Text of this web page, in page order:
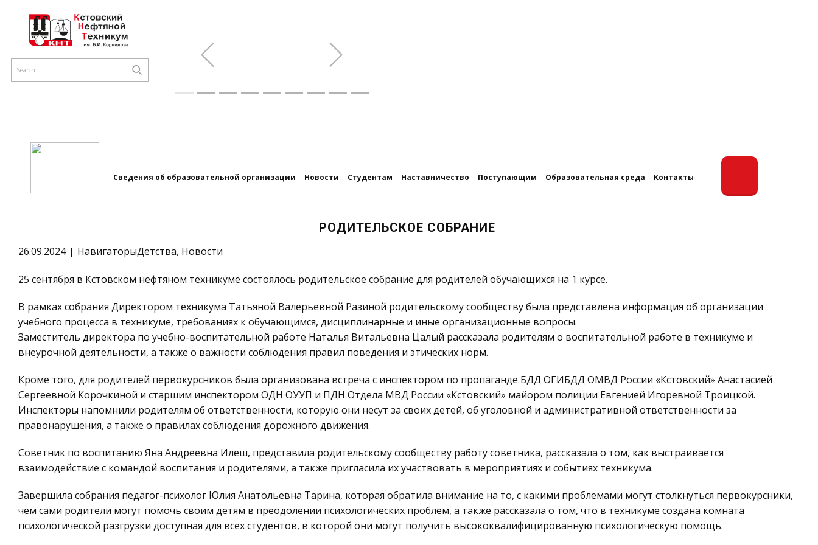
Сведения об образовательной организации Новости Студентам Наставничество Поступающим Образовательная среда Контакты
РОДИТЕЛЬСКОЕ СОБРАНИЕ
26.09.2024 НавигаторыДетства, Новости
25 сентября в Кстовском нефтяном техникуме состоялось родительское собрание для родителей обучающихся на 1 курсе.
В рамках собрания Директором техникума Татьяной Валерьевной Разиной родительскому сообществу была представлена информация об организации
учебного процесса в техникуме, требованиях к обучающимся, дисциплинарные и иные организационные вопросы.
Заместитель директора по учебно-воспитательной работе Наталья Витальевна Цалый рассказала родителям о воспитательной работе в техникуме и
внеурочной деятельности, а также о важности соблюдения правил поведения и этических норм.
Кроме того, для родителей первокурсников была организована встреча с инспектором по пропаганде БДД ОГИБДД ОМВД России «Кстовский» Анастасией
Сергеевной Корочкиной и старшим инспектором ОДН ОУУП и ПДН Отдела МВД России «Кстовский» майором полиции Евгенией Игоревной Троицкой.
Инспекторы напомнили родителям об ответственности, которую они несут за своих детей, об уголовной и административной ответственности за
правонарушения, а также о правилах соблюдения дорожного движения.
Советник по воспитанию Яна Андреевна Илеш, представила родительскому сообществу работу советника, рассказала о том, как выстраивается
взаимодействие с командой воспитания и родителями, а также пригласила их участвовать в мероприятиях и событиях техникума.
Завершила собрания педагог-психолог Юлия Анатольевна Тарина, которая обратила внимание на то, с какими проблемами могут столкнуться первокурсники,
чем сами родители могут помочь своим детям в преодолении психологических проблем, а также рассказала о том, что в техникуме создана комната
психологической разгрузки доступная для всех студентов, в которой они могут получить высококвалифицированную психологическую помощь.